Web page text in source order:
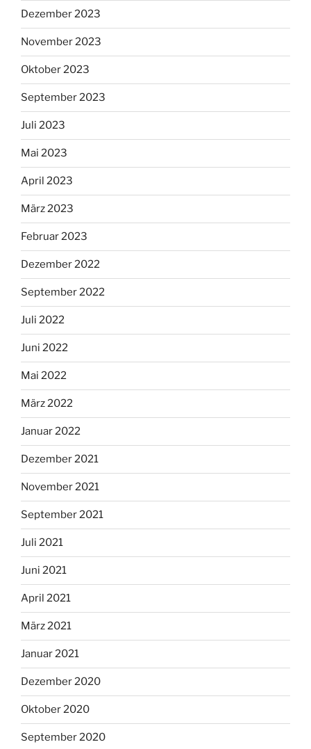
Dezember 2023
November 2023
Oktober 2023
September 2023
Juli 2023
Mai 2023
April 2023
März 2023
Februar 2023
Dezember 2022
September 2022
Juli 2022
Juni 2022
Mai 2022
März 2022
Januar 2022
Dezember 2021
November 2021
September 2021
Juli 2021
Juni 2021
April 2021
März 2021
Januar 2021
Dezember 2020
Oktober 2020
September 2020